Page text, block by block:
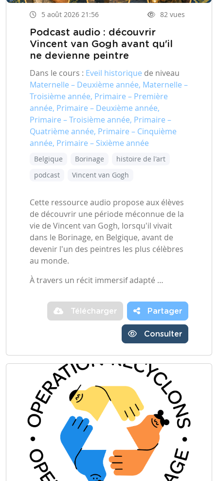
5 août 2026 21:56 82 vues
Podcast audio : découvrir
Vincent van Gogh avant qu'il
ne devienne peintre
Dans le cours : Eveil historique de niveau
Maternelle – Deuxième année, Maternelle –
Troisième année, Primaire – Première
année, Primaire – Deuxième année,
Primaire – Troisième année, Primaire –
Quatrième année, Primaire – Cinquième
année, Primaire – Sixième année
Belgique Borinage
histoire de l'art
podcast
Vincent van Gogh
Cette ressource audio propose aux élèves
de découvrir une période méconnue de la
vie de Vincent van Gogh, lorsqu'il vivait
dans le Borinage, en Belgique, avant de
devenir l'un des peintres les plus célèbres
au monde.
À travers un récit immersif adapté …
Télécharger Partager
Consulter